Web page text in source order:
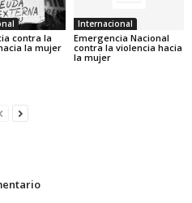
contra la
la mujer
Internacional
Emergencia Nacional
contra la violencia hacia
la mujer